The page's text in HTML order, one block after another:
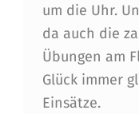
um die Uhr.
da auch die
Übungen am
Glück immer
Einsätze.